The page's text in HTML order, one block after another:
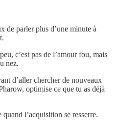
de parler plus d’une minute à
c’est pas de l’amour fou, mais
nez.
d’aller chercher de nouveaux
optimise ce que tu as déjà
l’acquisition se resserre.